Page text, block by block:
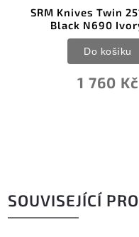
Twin 251MB-GT2
N690 Ivory G10
SOUVISEJÍCÍ